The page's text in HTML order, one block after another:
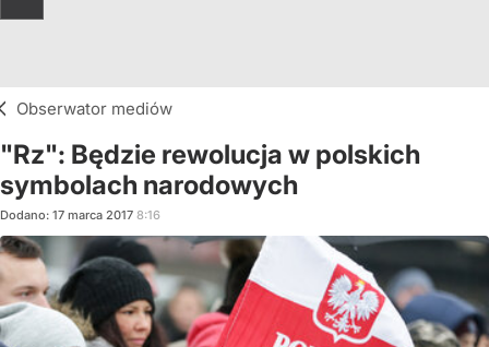
Obserwator mediów
"Rz": Będzie rewolucja w polskich
symbolach narodowych
Dodano: 17 marca 2017 8:16